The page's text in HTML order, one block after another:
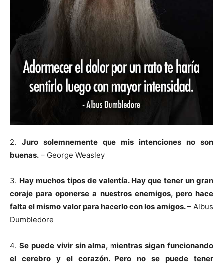
2. Juro solemnemente que mis intenciones no son
buenas. – George Weasley
3. Hay muchos tipos de valentía. Hay que tener un gran
coraje para oponerse a nuestros enemigos, pero hace
falta el mismo valor para hacerlo con los amigos.– Albus
Dumbledore
4. Se puede vivir sin alma, mientras sigan funcionando
el cerebro y el corazón. Pero no se puede tener